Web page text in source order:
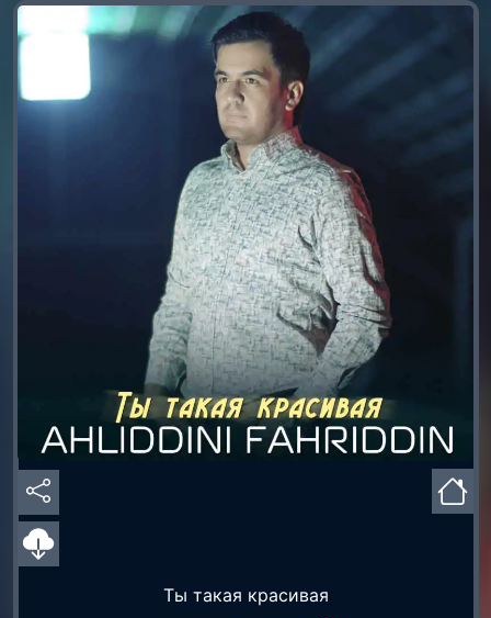
Ты такая красивая